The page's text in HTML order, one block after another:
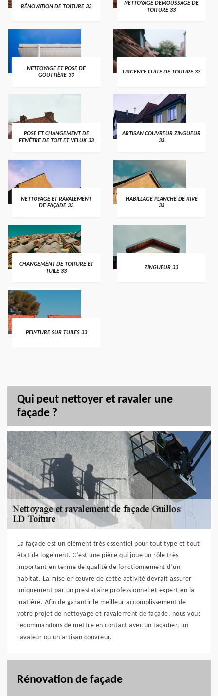
RÉNOVATION DE TOITURE 33
NETTOYAGE DEMOUSSAGE DE
TOITURE 33
NETTOYAGE ET POSE DE
GOUTTIÈRE 33
URGENCE FUITE DE TOITURE 33
POSE ET CHANGEMENT DE
FENÊTRE DE TOIT ET VELUX 33
ARTISAN COUVREUR ZINGUEUR
33
NETTOYAGE ET RAVALEMENT
DE FAÇADE 33
HABILLAGE PLANCHE DE RIVE
33
CHANGEMENT DE TOITURE ET
TUILE 33
ZINGUEUR 33
PEINTURE SUR TUILES 33
Qui peut nettoyer et ravaler une
façade ?
La façade est un élément très essentiel pour tout type et tout
état de logement. C’est une pièce qui joue un rôle très
important en terme de qualité de fonctionnement d’un
habitat. La mise en œuvre de cette activité devrait assurer
uniquement par un prestataire professionnel et expert en la
matière. Afin de garantir le meilleur accomplissement de
votre projet de nettoyage et ravalement de façade, nous vous
recommandons de mettre en contact avec un façadier, un
ravaleur ou un artisan couvreur.
Rénovation de façade